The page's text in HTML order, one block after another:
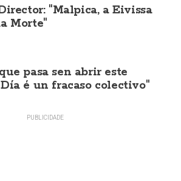
"Malpica, a Eivissa
Morte"
pasa sen abrir este
é un fracaso colectivo"